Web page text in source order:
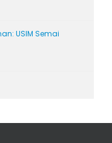
USIM Semai